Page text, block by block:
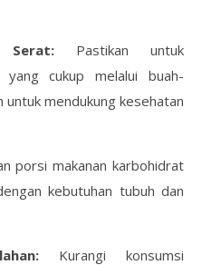
Serat: Pastikan untuk
cukup melalui buah-
untuk mendukung kesehatan
porsi makanan karbohidrat
kebutuhan tubuh dan
Kurangi konsumsi